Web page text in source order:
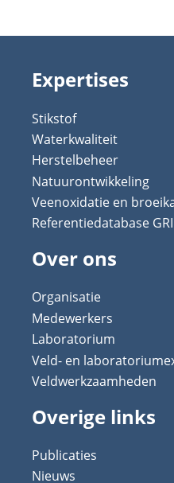
Expertises
Stikstof
Waterkwaliteit
Herstelbeheer
Natuurontwikkeling
Veenoxidatie en
Referentiedatabase
Over ons
Organisatie
Medewerkers
Laboratorium
Veld- en
Veldwerkzaamheden
Overige links
Publicaties
Nieuws